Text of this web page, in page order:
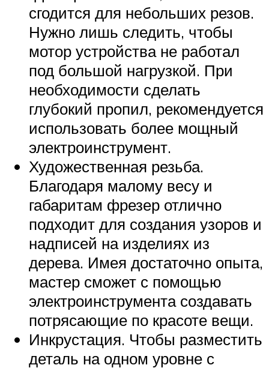
сгодится для небольших резов.
Нужно лишь следить, чтобы
мотор устройства не работал
под большой нагрузкой. При
необходимости сделать
глубокий пропил, рекомендуется
использовать более мощный
электроинструмент.
Художественная резьба.
Благодаря малому весу и
габаритам фрезер отлично
подходит для создания узоров и
надписей на изделиях из
дерева. Имея достаточно опыта,
мастер сможет с помощью
электроинструмента создавать
потрясающие по красоте вещи.
Инкрустация. Чтобы разместить
деталь на одном уровне с